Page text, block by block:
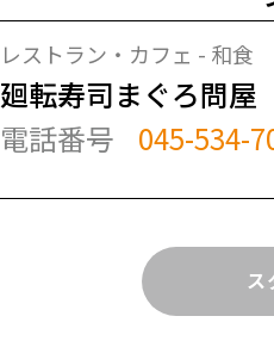
レストラン・カフェ - 和食
廻転寿司まぐろ問屋
電話番号
045-534-
ス